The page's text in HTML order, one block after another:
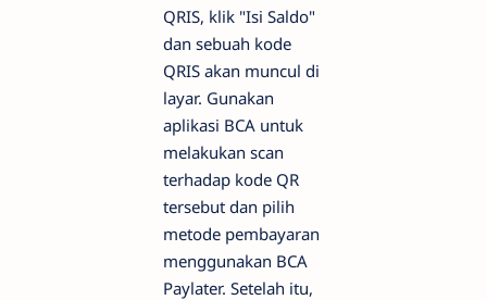
QRIS, klik "Isi Saldo"
dan sebuah kode
QRIS akan muncul di
layar. Gunakan
aplikasi BCA untuk
melakukan scan
terhadap kode QR
tersebut dan pilih
metode pembayaran
menggunakan BCA
Paylater. Setelah itu,